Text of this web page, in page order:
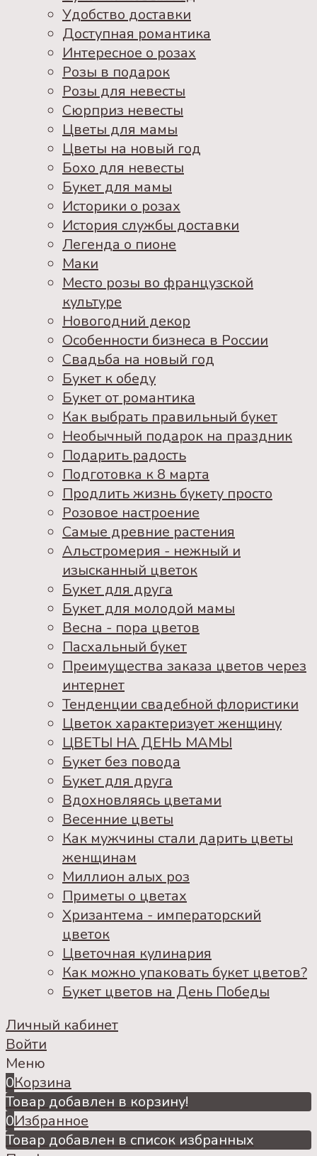
Удобство доставки
Доступная романтика
Интересное о розах
Розы в подарок
Розы для невесты
Сюрприз невесты
Цветы для мамы
Цветы на новый год
Бохо для невесты
Букет для мамы
Историки о розах
История службы доставки
Легенда о пионе
Маки
Место розы во французской
культуре
Новогодний декор
Особенности бизнеса в России
Свадьба на новый год
Букет к обеду
Букет от романтика
Как выбрать правильный букет
Необычный подарок на праздник
Подарить радость
Подготовка к 8 марта
Продлить жизнь букету просто
Розовое настроение
Самые древние растения
Альстромерия - нежный и
изысканный цветок
Букет для друга
Букет для молодой мамы
Весна - пора цветов
Пасхальный букет
Преимущества заказа цветов через
интернет
Тенденции свадебной флористики
Цветок характеризует женщину
ЦВЕТЫ НА ДЕНЬ МАМЫ
Букет без повода
Букет для друга
Вдохновляясь цветами
Весенние цветы
Как мужчины стали дарить цветы
женщинам
Миллион алых роз
Приметы о цветах
Хризантема - императорский
цветок
Цветочная кулинария
Как можно упаковать букет цветов?
Букет цветов на День Победы
Личный кабинет
Войти
Меню
0Корзина
Товар добавлен в корзину!
0Избранное
Товар добавлен в список избранных